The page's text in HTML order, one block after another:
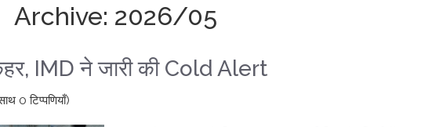
Archive: 2026/05
IMD ने जारी की Cold Alert
0 टिप्पणियाँ)